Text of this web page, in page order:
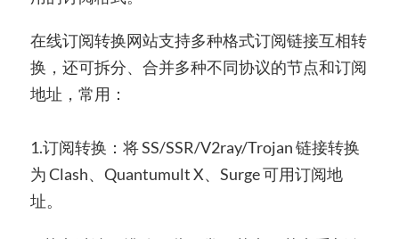
在线订阅转换网站支持多种格式订阅链接互相转
换，还可拆分、合并多种不同协议的节点和订阅
地址，常用：
1.订阅转换：将 SS/SSR/V2ray/Trojan 链接转换
为 Clash、Quantumult X、Surge 可用订阅地
址。